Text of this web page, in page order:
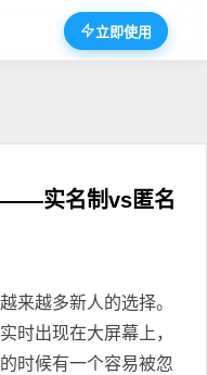
立即使用
——实名制vs匿名
来越多新人的选择。
时出现在大屏幕上，
时候有一个容易被忽